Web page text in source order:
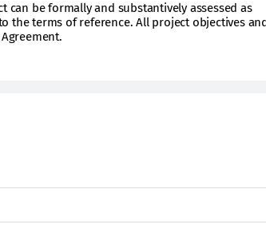
be formally and substantively assessed as
the terms of reference. All project objectives